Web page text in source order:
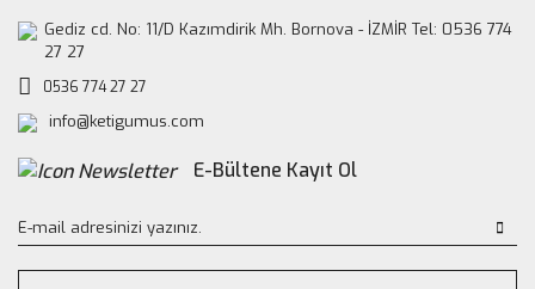
Gediz cd. No: 11/D Kazımdirik Mh. Bornova - İZMİR Tel: 0536 774
27 27
0536 774 27 27
info@ketigumus.com
E-Bültene Kayıt Ol